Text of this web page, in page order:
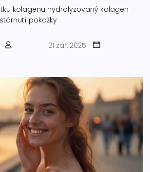
kolagenu hydrolyzovaný kolagen
stárnutí pokožky
21 zář, 2025